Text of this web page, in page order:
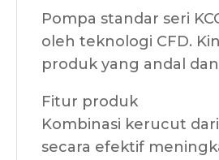
Pompa standar seri
oleh teknologi CFD.
produk yang andal
Fitur produk
Kombinasi kerucut
secara efektif